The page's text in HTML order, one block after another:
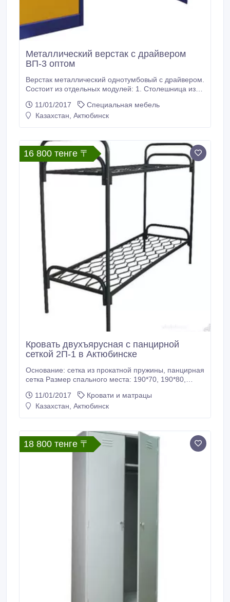
Металлический верстак с драйвером
ВП-3 оптом
Верстак металлический однотумбовый с драйвером.
Состоит из отдельных модулей: 1. Столешница из
2. Комплект для верстака К - 2 (стенка задняя
металлическая, металлическая верстачная опора и
(нагрузка 30 кг), запирающимися на замок.
11/01/2017
Специальная мебель
Казахстан, Актюбинск
16 800 тенге 〒
Кровать двухъярусная с панцирной
сеткой 2П-1 в Актюбинске
Основание: сетка из прокатной пружины, панцирная
сетка Размер спального места: 190*70, 190*80,
Покраска: порошковая Цвет: серый (любой другой
под заказ) Профиль: труба 30*30 мм или 40*20 мм
11/01/2017
Кровати и матрацы
Казахстан, Актюбинск
18 800 тенге 〒